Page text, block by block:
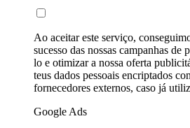
Ao aceitar este serviço,
sucesso das nossas campanhas
lo e otimizar a nossa oferta
teus dados pessoais encriptados
fornecedores externos, caso já
Google Ads